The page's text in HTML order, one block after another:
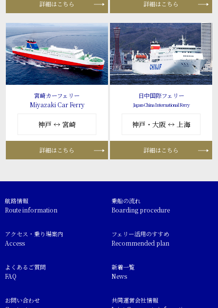
詳細はこちら 詳細はこちら
宮崎カーフェリー
Miyazaki Car Ferry
神戸 ↔ 宮崎
詳細はこちら
日中国際フェリー
Japan-China International Ferry
神戸・大阪 ↔ 上海
詳細はこちら
航路情報
Route information
乗船の流れ
Boarding procedure
アクセス・乗り場案内
Access
フェリー活用のすすめ
Recommended plan
よくあるご質問
FAQ
新着一覧
News
お問い合わせ
共同運営会社情報